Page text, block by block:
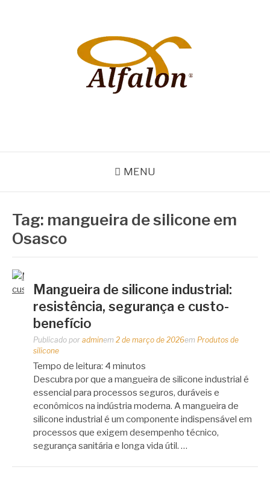
MENU
Tag: mangueira de silicone em
Osasco
Mangueira de silicone industrial:
resistência, segurança e custo-
benefício
Publicado por adminem 2 de março de 2026em Produtos de
silicone
Tempo de leitura: 4 minutos
Descubra por que a mangueira de silicone industrial é
essencial para processos seguros, duráveis e
econômicos na indústria moderna. A mangueira de
silicone industrial é um componente indispensável em
processos que exigem desempenho técnico,
segurança sanitária e longa vida útil. …